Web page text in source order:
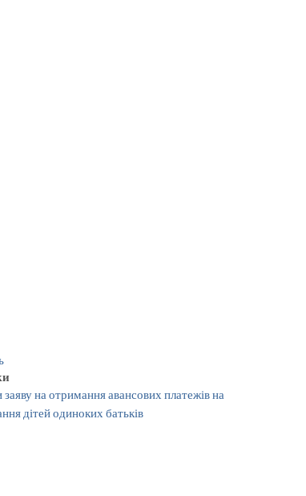
на отримання авансових платежів на
дітей одиноких батьків